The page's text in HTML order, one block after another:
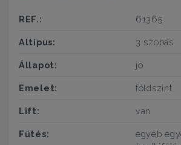
REF.: 61365
Altípus: 3 szobás
Állapot: jó
Emelet: földszint
Lift: van
Fűtés:
egyéb